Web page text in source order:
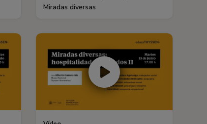
Miradas diversas